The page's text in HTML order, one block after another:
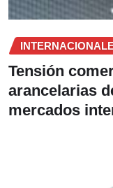
Tensión
arancelarias
mercados